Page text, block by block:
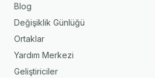
Blog
Değişiklik Günlüğü
Ortaklar
Yardım Merkezi
Geliştiriciler